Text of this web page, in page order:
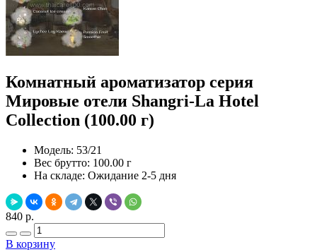
Комнатный ароматизатор серия
Мировые отели Shangri-La Hotel
Collection (100.00 г)
Модель: 53/21
Вес брутто: 100.00 г
На складе: Ожидание 2-5 дня
840 р.
В корзину